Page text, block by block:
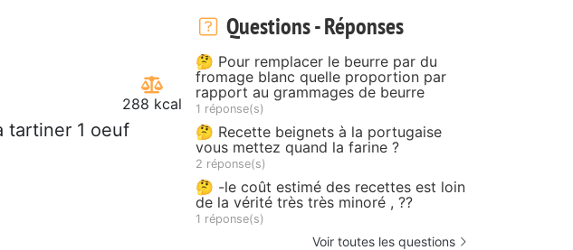
288 kcal
tartiner 1 oeuf
Questions - Réponses
🤔 Pour remplacer le beurre par du
fromage blanc quelle proportion par
rapport au grammages de beurre
1 réponse(s)
🤔 Recette beignets à la portugaise
vous mettez quand la farine ?
2 réponse(s)
🤔 -le coût estimé des recettes est loin
de la vérité très très minoré , ??
1 réponse(s)
Voir toutes les questions